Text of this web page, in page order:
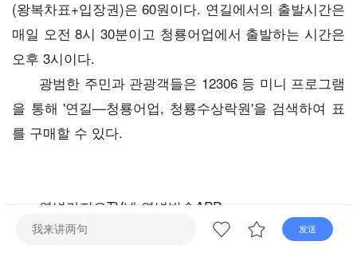
(왕복차표+입장권)은 60원이다. 연길에서의 출발시간은
매일 오전 8시 30분이고 청룡어업에서 출발하는 시간은
오후 3시이다.
광범한 주민과 관광객들은 12306 등 미니 프로그램
을 통해 '연길—청룡어업, 청룡수상락원'을 검색하여 표
를 구매할 수 있다.
연변라지오TV넷 연변방송APP
편집: 김성무
发送